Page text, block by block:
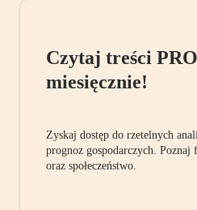
Czytaj treści
miesięcznie!
Zyskaj dostęp do rzetelnych
prognoz gospodarczych. Poznaj
oraz społeczeństwo.